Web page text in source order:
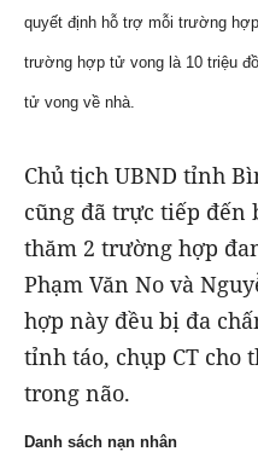
quyết định hỗ trợ mỗi trường
trường hợp tử vong là 10 triệu
tử vong về nhà.
Chủ tịch UBND tỉnh
cũng đã trực tiếp
thăm 2 trường hợp
Phạm Văn No và
hợp này đều bị đa
tỉnh táo, chụp CT cho
trong não.
Danh sách nạn nhân